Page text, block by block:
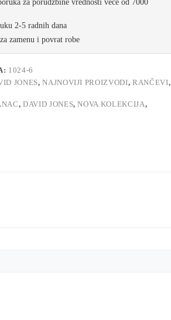
za porudžbine vrednosti veće od 7000
2-5 radnih dana
zamenu i povrat robe
1024-6
JONES,NAJNOVIJI PROIZVODI, RANČEVI,
,DAVID JONES,NOVA KOLEKCIJA,